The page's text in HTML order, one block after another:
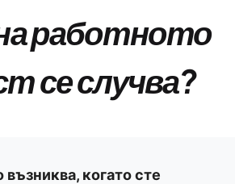
работното
се случва?
когато сте